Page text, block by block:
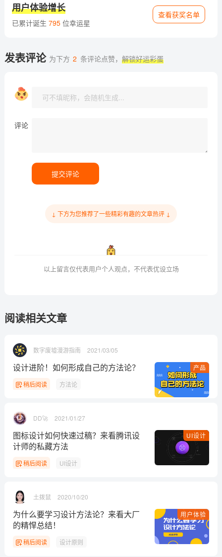
用户体验增长
已累计诞生 795位幸运星
查看获奖名单
发表评论 为下方 2 条评论点赞，解锁好运彩蛋
评论
提交评论
↓ 下方为您推荐了一些精彩有趣的文章热评 ↓
以上留言仅代表用户个人观点，不代表优设立场
阅读相关文章
数字废墟漫游指南 2021/03/05
产品
设计进阶！如何形成自己的方法论？
稍后阅读 方法论
DD🚀 2021/01/27
UI设计
​图标设计如何快速过稿？来看腾讯设
计师的私藏方法
稍后阅读 UI设计
土拨鼠 2020/10/20
用户体验
为什么要学习设计方法论？来看大厂
的精悍总结！
稍后阅读 设计原则